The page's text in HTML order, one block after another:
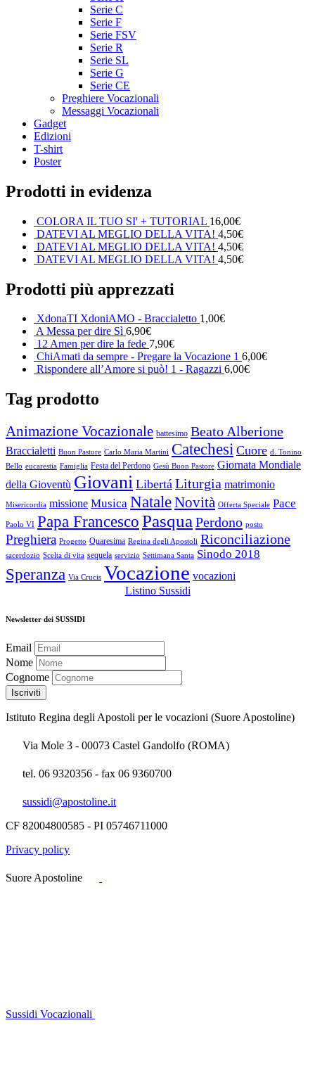
Serie C
Serie F
Serie FSV
Serie R
Serie SL
Serie G
Serie CE
Preghiere Vocazionali
Messaggi Vocazionali
Gadget
Edizioni
T-shirt
Poster
Prodotti in evidenza
COLORA IL TUO SI' + TUTORIAL 16,00€
DATEVI AL MEGLIO DELLA VITA! 4,50€
DATEVI AL MEGLIO DELLA VITA! 4,50€
DATEVI AL MEGLIO DELLA VITA! 4,50€
Prodotti più apprezzati
XdonaTI XdoniAMO - Braccialetto 1,00€
A Messa per dire Sì 6,90€
12 Amen per dire la fede 7,90€
ChiAmati da sempre - Pregare la Vocazione 1 6,00€
Rispondere all’Amore si può! 1 - Ragazzi 6,00€
Tag prodotto
Animazione Vocazionale battesimo Beato Alberione
Braccialetti Buon Pastore Carlo Maria Martini Catechesi Cuore d. Tonino
Bello eucarestia Famiglia Festa del Perdono Gesù Buon Pastore Giornata Mondiale
della Gioventù Giovani Libertá Liturgia matrimonio
Misericordia missione Musica NataleNovità Offerta Speciale Pace
Paolo VI Papa FrancescoPasqua Perdono posto
Preghiera Progetto Quaresima Regina degli Apostoli Riconciliazione
sacerdozio Scelta di vita sequela servizio Settimana Santa Sinodo 2018
Speranza Via Crucis Vocazione vocazioni
Listino Sussidi
Newsletter dei SUSSIDI
Email
Nome
Cognome
Istituto Regina degli Apostoli per le vocazioni (Suore Apostoline)
Via Mole 3 - 00073 Castel Gandolfo (ROMA)
tel. 06 9320356 - fax 06 9360700
sussidi@apostoline.it
CF 82004800585 - PI 05746711000
Privacy policy
Suore Apostoline
Sussidi Vocazionali